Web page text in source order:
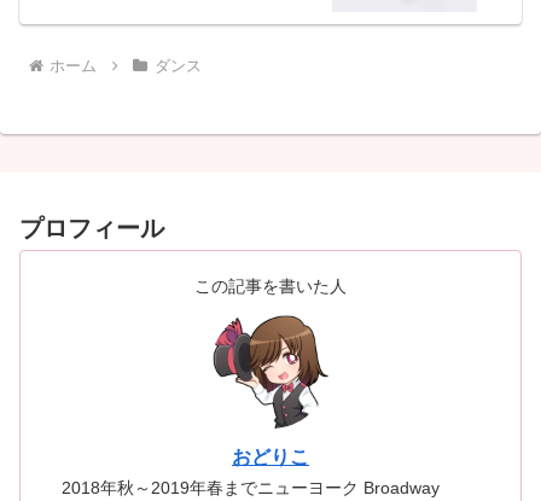
ホーム ダンス
プロフィール
この記事を書いた人
おどりこ
2018年秋～2019年春までニューヨーク Broadway